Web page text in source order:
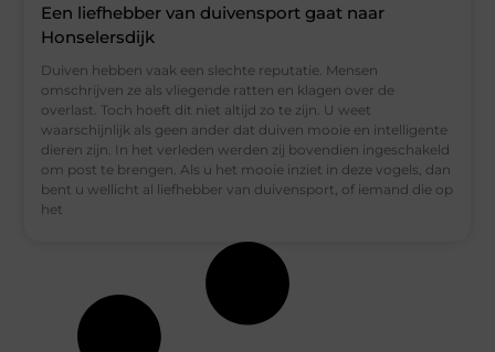
Een liefhebber van duivensport gaat naar
Honselersdijk
Duiven hebben vaak een slechte reputatie. Mensen
omschrijven ze als vliegende ratten en klagen over de
overlast. Toch hoeft dit niet altijd zo te zijn. U weet
waarschijnlijk als geen ander dat duiven mooie en intelligente
dieren zijn. In het verleden werden zij bovendien ingeschakeld
om post te brengen. Als u het mooie inziet in deze vogels, dan
bent u wellicht al liefhebber van duivensport, of iemand die op
het